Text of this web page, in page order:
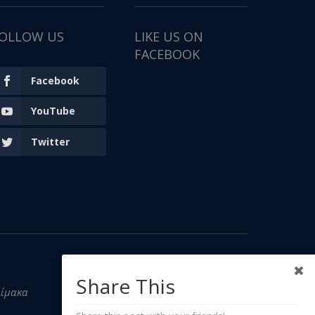
US
Facebook
YouTube
Twitter
LIKE US ON
FACEBOOK
Share This